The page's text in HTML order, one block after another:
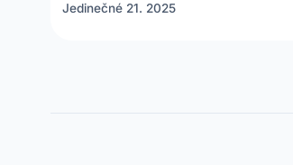
Jedinečné 21. 2025